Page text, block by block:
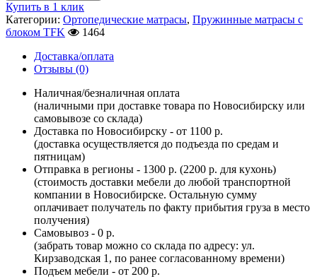
Купить в 1 клик
Категории: Ортопедические матрасы, Пружинные матрасы с
блоком TFK
1464
Доставка/оплата
Отзывы (0)
Наличная/безналичная оплата
(наличными при доставке товара по Новосибирску или
самовывозе со склада)
Доставка по Новосибирску - от 1100 р.
(доставка осуществляется до подъезда по средам и
пятницам)
Отправка в регионы - 1300 р. (2200 р. для кухонь)
(стоимость доставки мебели до любой транспортной
компании в Новосибирске. Остальную сумму
оплачивает получатель по факту прибытия груза в место
получения)
Самовывоз - 0 р.
(забрать товар можно со склада по адресу: ул.
Кирзаводская 1, по ранее согласованному времени)
Подъем мебели - от 200 р.